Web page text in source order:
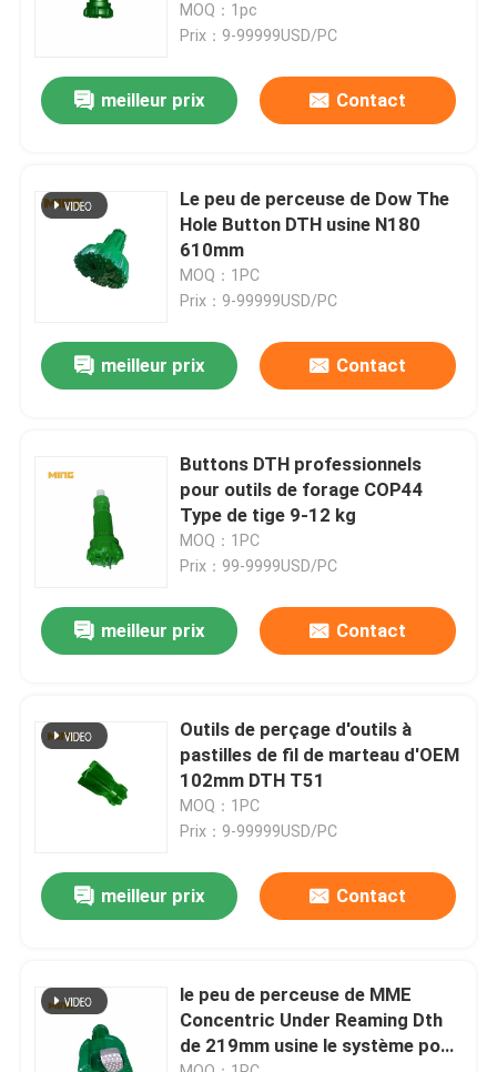
Produits
Au sujet de nous
Visite d'usine
Contact
Cas
Peu de perceuse de DTH
outils à pastilles de dth
MOQ：1pc
Prix：9-99999USD/PC
meilleur prix Contact
Le peu de perceuse de Dow The
Hole Button DTH usine N180
610mm
MOQ：1PC
Prix：9-99999USD/PC
meilleur prix Contact
Buttons DTH professionnels
pour outils de forage COP44
Type de tige 9-12 kg
MOQ：1PC
Prix：99-9999USD/PC
meilleur prix Contact
Outils de perçage d'outils à
pastilles de fil de marteau d'OEM
102mm DTH T51
MOQ：1PC
Prix：9-99999USD/PC
meilleur prix Contact
le peu de perceuse de MME
Concentric Under Reaming Dth
de 219mm usine le système pour